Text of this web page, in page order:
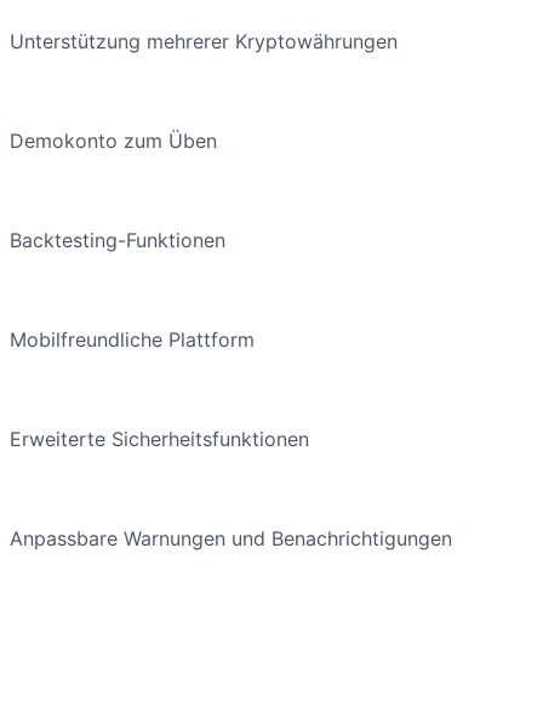
Unterstützung mehrerer Kryptowährungen
Demokonto zum Üben
Backtesting-Funktionen
Mobilfreundliche Plattform
Erweiterte Sicherheitsfunktionen
Anpassbare Warnungen und Benachrichtigungen